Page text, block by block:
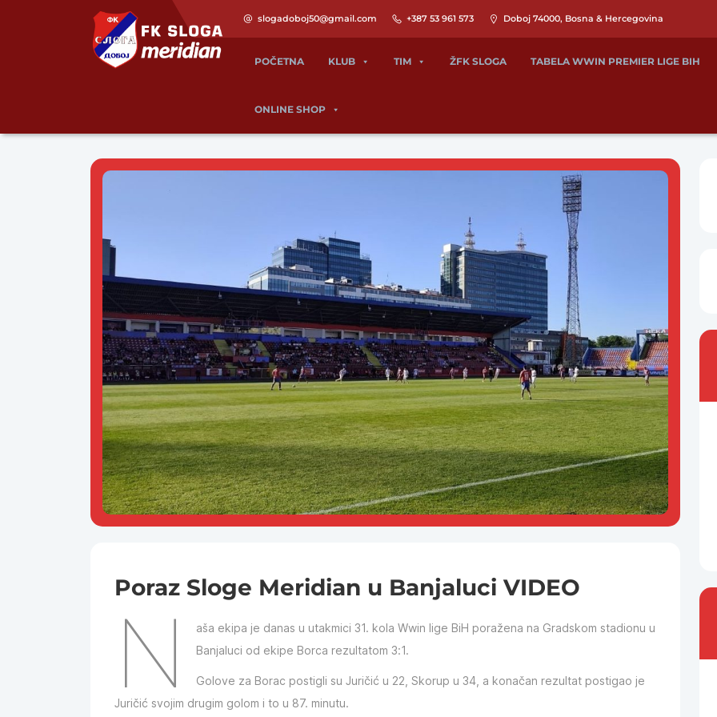
slogadoboj50@gmail.com +387 53 961 573 Doboj 74000, Bosna & Hercegovina
POČETNA KLUB TIM ŽFK SLOGA TABELA WWIN PREMIER LIGE BIH
ONLINE SHOP
Poraz Sloge Meridian u Banjaluci VIDEO
N
aša ekipa je danas u utakmici 31. kola Wwin lige BiH poražena na Gradskom stadionu u
Banjaluci od ekipe Borca rezultatom 3:1.
Golove za Borac postigli su Juričić u 22, Skorup u 34, a konačan rezultat postigao je
Juričić svojim drugim golom i to u 87. minutu.